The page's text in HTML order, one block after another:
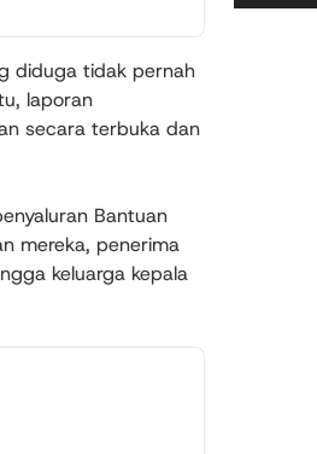
diduga tidak pernah
laporan
secara terbuka dan
Bantuan
mereka, penerima
keluarga kepala